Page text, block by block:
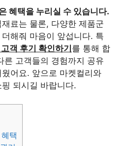
혜택을 누리실 수 있습니다.
료는 물론, 다양한 제품군
해줘 마음이 앞섭니다. 특
객 후기 확인하기를 통해 합
른 고객들의 경험까지 공유
어요. 앞으로 마켓컬리와
되시길 바랍니다.
택